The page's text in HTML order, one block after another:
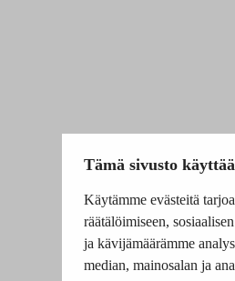
Tämä sivusto
Käytämme evästeitä
räätälöimiseen,
ja kävijämäärämme
median, mainosalan ja